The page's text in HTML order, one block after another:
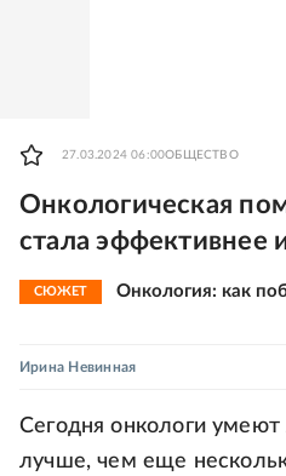
27.03.2024 06:00ОБЩЕСТВО
Онкологическая
стала эффективнее
СЮЖЕТ Онкология: как
Ирина Невинная
Сегодня онкологи умеют
лучше, чем еще